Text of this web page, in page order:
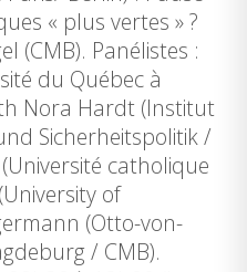
« plus vertes » ?
(CMB). Panélistes :
du Québec à
Nora Hardt (Institut
Sicherheitspolitik /
catholique
of
(Otto-von-
/ CMB).